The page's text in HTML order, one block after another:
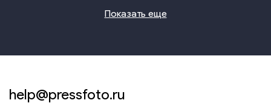
Показать еще
help@pressfoto.ru